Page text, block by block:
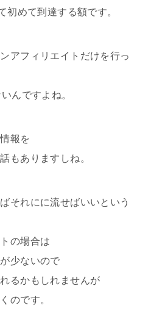
初めて到達する額です。
アフィリエイトだけを行っ
んですよね。
報を
もありますしね。
それにに流せばいいという
の場合は
少ないので
るかもしれませんが
のです。